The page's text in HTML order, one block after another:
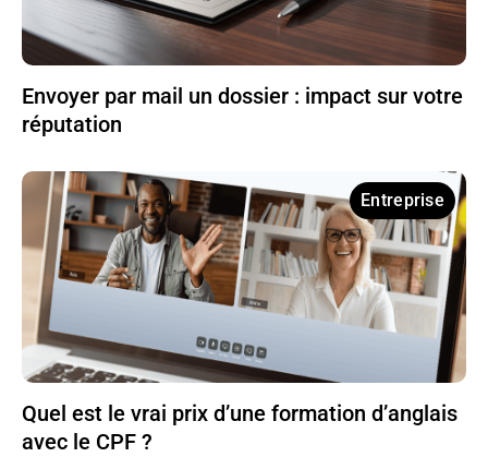
Envoyer par mail un dossier : impact sur votre
réputation
Entreprise
Quel est le vrai prix d’une formation d’anglais
avec le CPF ?